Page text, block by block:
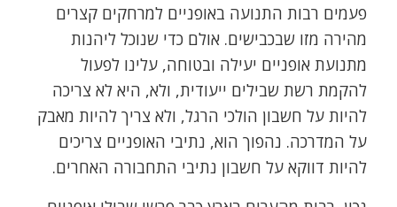
פעמים רבות התנועה באופניים למרחקים קצרים
מהירה מזו שבכבישים. אולם כדי שנוכל ליהנות
מתנועת אופניים יעילה ובטוחה, עלינו לפעול
להקמת רשת שבילים ייעודית, ולא, היא לא צריכה
להיות על חשבון הולכי הרגל, ולא צריך להיות מאבק
על המדרכה. נהפוך הוא, נתיבי האופניים צריכים
להיות דווקא על חשבון נתיבי התחבורה האחרים.